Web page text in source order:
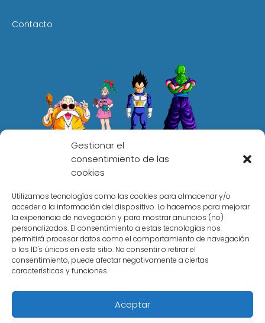
Gestionar el
consentimiento de las
cookies
Utilizamos tecnologías como las cookies para almacenar y/o
acceder a la información del dispositivo. Lo hacemos para mejorar
la experiencia de navegación y para mostrar anuncios (no)
personalizados. El consentimiento a estas tecnologías nos
permitirá procesar datos como el comportamiento de navegación
o los ID's únicos en este sitio. No consentir o retirar el
consentimiento, puede afectar negativamente a ciertas
características y funciones.
Aceptar
Contacto
elmundodragonball.com
Colaboramos con el programa de afiliados de
Amazon y otras marcas, los enlaces a webs
externas se tratan de enlaces de afiliado que no te
supondrán un coste adicional, estos enlaces
generan una pequeña comisión.
Amazon y su logo son marcas registradas de
Amazon.com, Inc. o sus afiliados.